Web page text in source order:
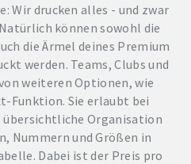
Wir drucken alles - und zwar
können sowohl die
die Ärmel deines Premium
werden. Teams, Clubs und
weiteren Optionen, wie
Funktion. Sie erlaubt bei
Organisation
Nummern und Größen in
Dabei ist der Preis pro